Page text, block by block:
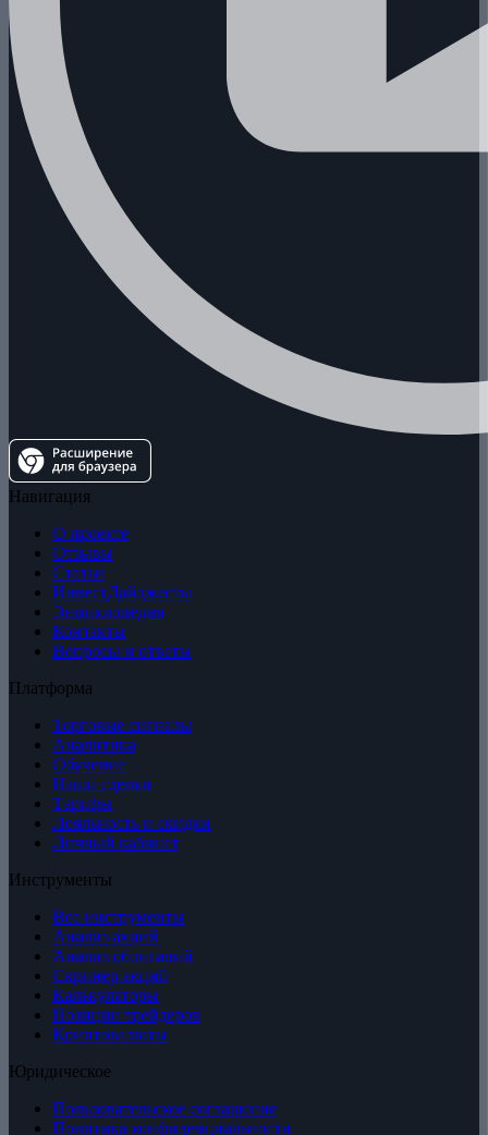
Навигация
О проекте
Отзывы
Статьи
ИнвестДайджесты
Энциклопедия
Контакты
Вопросы и ответы
Платформа
Торговые сигналы
Аналитика
Обучение
Наши сделки
Тарифы
Лояльность и скидки
Личный кабинет
Инструменты
Все инструменты
Анализ акций
Анализ облигаций
Скринер акций
Калькуляторы
Позиции трейдеров
Криптовалюты
Юридическое
Пользовательское соглашение
Политика конфиденциальности